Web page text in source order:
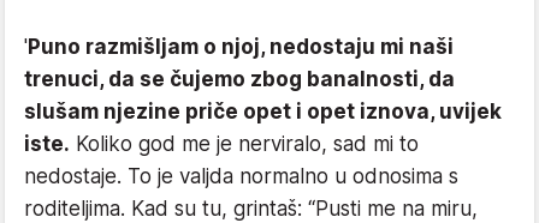
'Puno razmišljam o njoj, nedostaju mi naši
trenuci, da se čujemo zbog banalnosti, da
slušam njezine priče opet i opet iznova, uvijek
iste. Koliko god me je nerviralo, sad mi to
nedostaje. To je valjda normalno u odnosima s
roditeljima. Kad su tu, grintaš: “Pusti me na miru,